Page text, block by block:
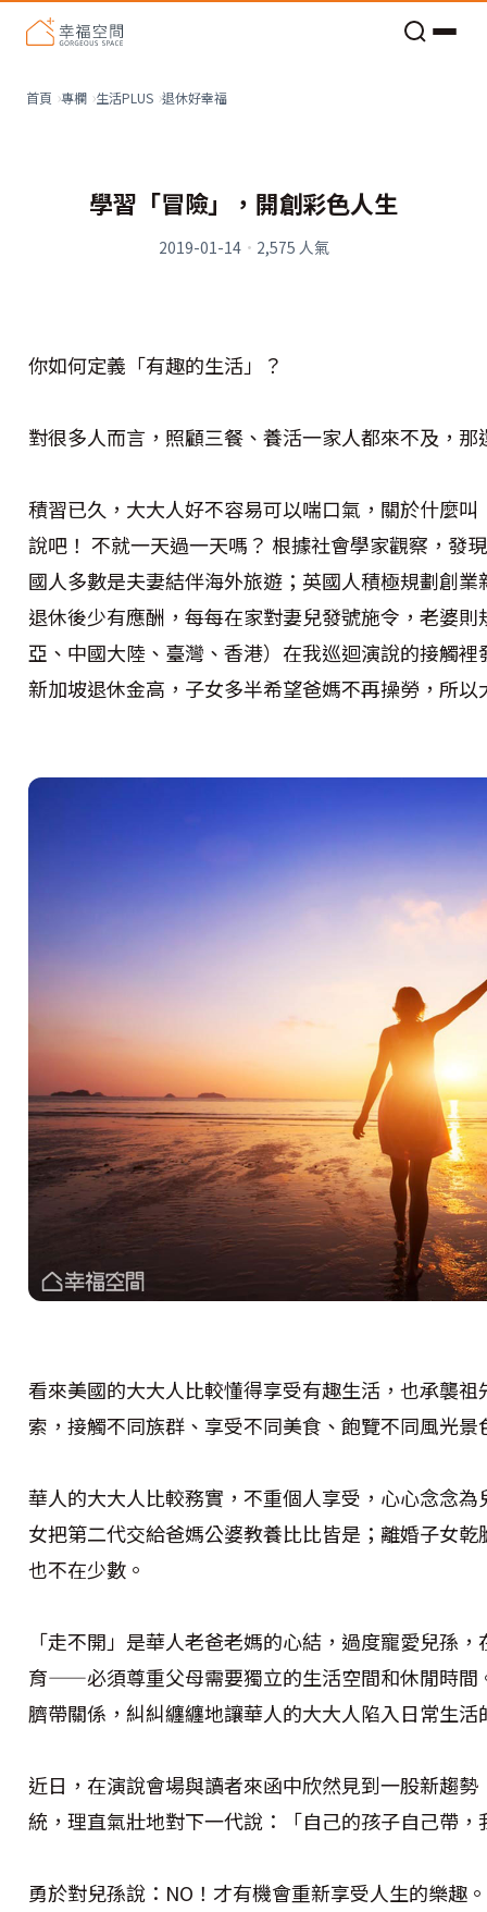
首頁 專欄 生活PLUS 退休好幸福
學習「冒險」，開創彩色人生
2019-01-14· 2,575 人氣
你如何定義「有趣的生活」？
對很多人而言，照顧三餐、養活一家人都來不及，
積習已久，大大人好不容易可以喘口氣，關於什麼
說吧！ 不就一天過一天嗎？ 根據社會學家觀察，發
國人多數是夫妻結伴海外旅遊；英國人積極規劃創
退休後少有應酬，每每在家對妻兒發號施令，老婆
亞、中國大陸、臺灣、香港）在我巡迴演說的接觸
新加坡退休金高，子女多半希望爸媽不再操勞，所
看來美國的大大人比較懂得享受有趣生活，也承襲
索，接觸不同族群、享受不同美食、飽覽不同風光景
華人的大大人比較務實，不重個人享受，心心念念
女把第二代交給爸媽公婆教養比比皆是；離婚子女
也不在少數。
「走不開」是華人老爸老媽的心結，過度寵愛兒孫
育——必須尊重父母需要獨立的生活空間和休閒時間
臍帶關係，糾糾纏纏地讓華人的大大人陷入日常生
近日，在演說會場與讀者來函中欣然見到一股新趨
統，理直氣壯地對下一代說：「自己的孩子自己帶
勇於對兒孫說：NO！才有機會重新享受人生的樂趣